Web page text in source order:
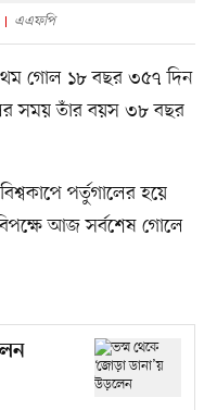
এএফপি
গোল ১৮ বছর ৩৫৭ দিন
সময় তাঁর বয়স ৩৮ বছর
পর্তুগালের হয়ে
আজ সর্বশেষ গোলে